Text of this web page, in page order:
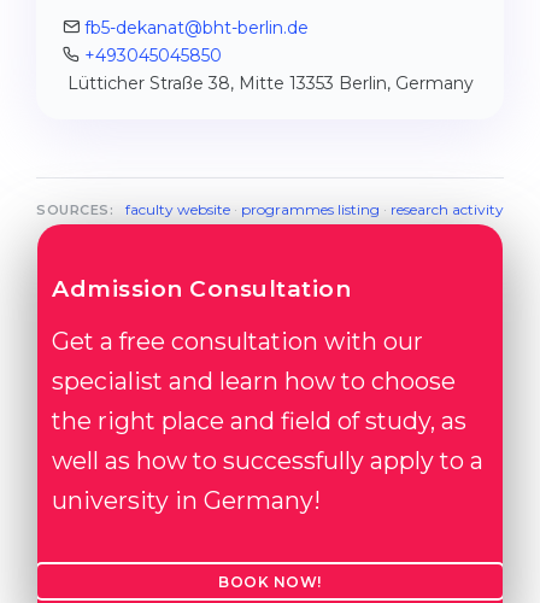
fb5-dekanat@bht-berlin.de
+493045045850
Lütticher Straße 38, Mitte 13353 Berlin, Germany
SOURCES: faculty website· programmes listing · research activity
Admission Consultation
Get a free consultation with our
specialist and learn how to choose
the right place and field of study, as
well as how to successfully apply to a
university in Germany!
BOOK NOW!